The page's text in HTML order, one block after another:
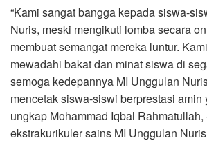
“Kami sangat bangga kepada siswa-
Nuris, meski mengikuti lomba secara
membuat semangat mereka luntur.
mewadahi bakat dan minat siswa di
semoga kedepannya MI Unggulan
mencetak siswa-siswi berprestasi amin
ungkap Mohammad Iqbal
ekstrakurikuler sains MI Unggulan